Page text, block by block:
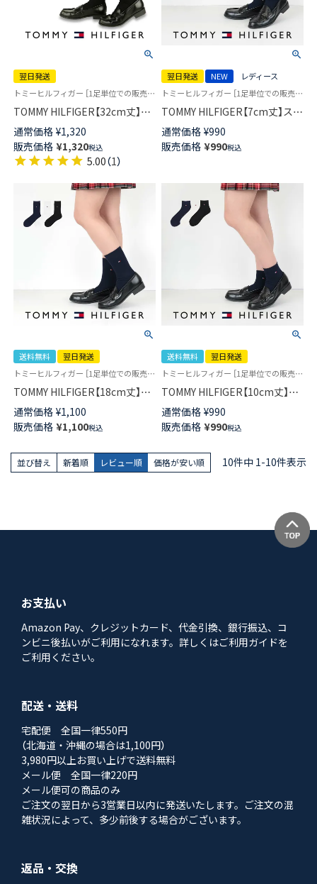
翌日発送
トミーヒルフィガー ［1足単位での販売です］ 学校 制服 靴下
TOMMY HILFIGER【32cm丈】ス
クールソックス ワンポイント
両面刺繍 レディース ハイソッ
クス 【365日最短翌日発送】
93481804
通常価格 ¥1,320
販売価格 ¥1,320税込
5.00（1）
翌日発送 NEW
レディース
トミーヒルフィガー ［1足単位での販売です］ 制服 学校
TOMMY HILFIGER【7cm丈】スク
ールソックス ワンポイント 両
面刺繍 レディース ショート丈
ソックス 【365日最短翌日発送】
通常価格 ¥990
販売価格 ¥990税込
送料無料
翌日発送
トミーヒルフィガー ［1足単位での販売です］ 学校 制服 靴下
TOMMY HILFIGER【18cm丈】ス
クールソックス ワンポイント
両面刺繍 レディース ショート
丈 ソックス 【365日最短翌日発
通常価格 ¥1,100
販売価格 ¥1,100税込
送料無料
翌日発送
トミーヒルフィガー ［1足単位での販売です］ 靴下学校 制服 靴下
TOMMY HILFIGER【10cm丈】ス
クールソックス ワンポイント
両面刺繍 ショート丈 レディー
ス 【365日最短翌日発送】
通常価格 ¥990
販売価格 ¥990税込
並び替え 新着順 レビュー順 価格が安い順 10件中 1-10件表示
お支払い
Amazon Pay、クレジットカード、代金引換、銀行振込、コ
ンビニ後払いがご利用になれます。詳しくはご利用ガイドを
ご利用ください。
配送・送料
宅配便 全国一律550円
（北海道・沖縄の場合は1,100円）
3,980円以上お買い上げで送料無料
メール便 全国一律220円
メール便可の商品のみ
ご注文の翌日から3営業日以内に発送いたします。ご注文の混
雑状況によって、多少前後する場合がございます。
返品・交換